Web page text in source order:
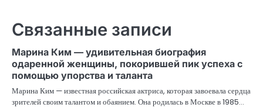
Связанные записи
Марина Ким — удивительная биография
одаренной женщины, покорившей пик успеха с
помощью упорства и таланта
Марина Ким — известная российская актриса, которая завоевала сердца
зрителей своим талантом и обаянием. Она родилась в Москве в 1985…